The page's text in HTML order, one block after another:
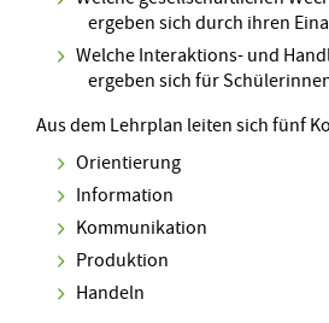
ergeben sich durch ihren
Welche Interaktions- und
ergeben sich für
Aus dem Lehrplan leiten sich fünf
Orientierung
Information
Kommunikation
Produktion
Handeln